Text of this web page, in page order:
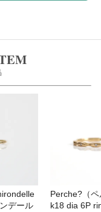
デール
Perche?（
k18 dia 6P